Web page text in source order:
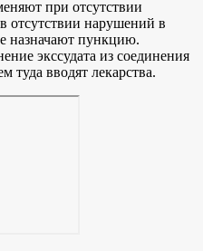
при отсутствии
отсутствии нарушений в
назначают пункцию.
экссудата из соединения
туда вводят лекарства.